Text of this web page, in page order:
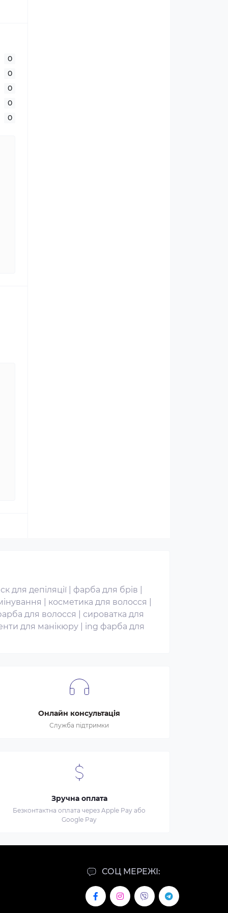
0
0
0
0
0
для депіляції фарба для брів
косметика для волосся
для волосся
сироватка для
для манікюру
ing фарба для
Онлайн консультація
Служба підтримки
Зручна оплата
Безконтактна оплата через Apple Pay або
Google Pay
СОЦ МЕРЕЖІ: